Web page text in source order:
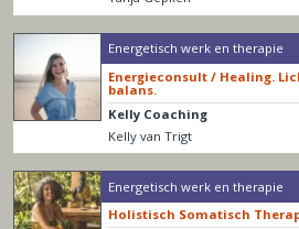
Energetisch werk en therapie
Energieconsult / Healing.
balans.
Kelly Coaching
Kelly van Trigt
Energetisch werk en therapie
Holistisch Somatisch